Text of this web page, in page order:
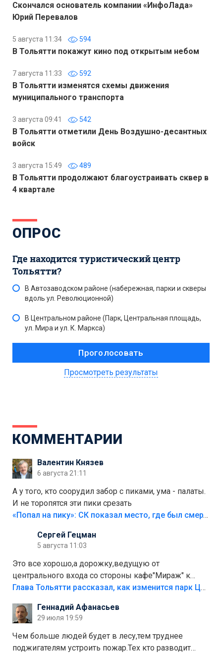
Скончался основатель компании «ИнфоЛада»
Юрий Перевалов
5 августа 11:34 594
В Тольятти покажут кино под открытым небом
7 августа 11:33 592
В Тольятти изменятся схемы движения
муниципального транспорта
3 августа 09:41 542
В Тольятти отметили День Воздушно-десантных
войск
3 августа 15:49 489
В Тольятти продолжают благоустраивать сквер в
4 квартале
ОПРОС
Где находится туристический центр
Тольятти?
В Автозаводском районе (набережная, парки и скверы
вдоль ул. Революционной)
В Центральном районе (Парк, Центральная площадь,
ул. Мира и ул. К. Маркса)
Просмотреть результаты
КОММЕНТАРИИ
Валентин Князев
6 августа 21:11
А у того, кто соорудил забор с пиками, ума - палаты.
И не торопятся эти пики срезать
«Попал на пику»: СК показал место, где был смертельно травмирован ребенок в Тольятти
Сергей Гецман
5 августа 11:03
Это все хорошо,а дорожку,ведущую от
центрального входа со стороны кафе"Мираж" к
аттракционам слабо доделать?А то бордюры
лежала в парке и испортилась.Да еще,видимо,часть
украли.
Глава Тольятти рассказал, как изменится парк Центрального района
Геннадий Афанасьев
29 июля 19:59
Чем больше людей будет в лесу,тем труднее
поджигателям устроить пожар.Тех кто разводит